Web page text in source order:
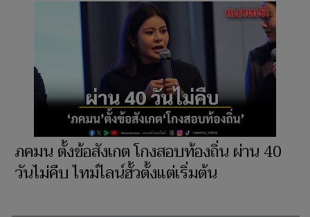
ภคมน ตั้งข้อสังเกต โกงสอบท้องถิ่น ผ่าน 40
วันไม่คืบ ไทม์ไลน์ฮั้วตั้งแต่เริ่มต้น